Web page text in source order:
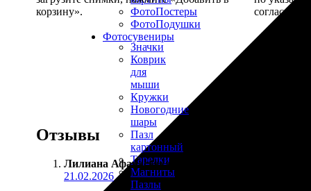
ФотоПостеры
ФотоПодушки
Фотоcувениры
Значки
Коврик
для
мыши
Кружки
Новогодние
шары
Пазл
картонный
Тарелки
Магниты
Пазлы
корзину».
Отзывы
Лилиана Афанасьева
21.02.2026